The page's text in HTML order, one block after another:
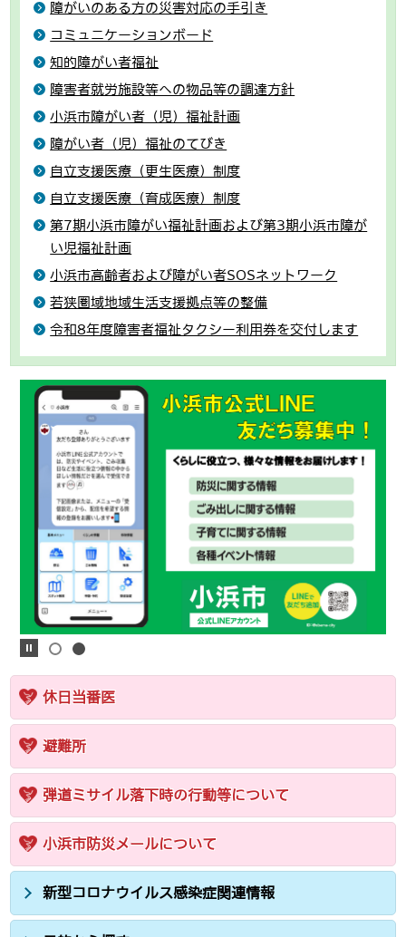
障がいのある方の災害対応の手引き
コミュニケーションボード
知的障がい者福祉
障害者就労施設等への物品等の調達方針
小浜市障がい者（児）福祉計画
障がい者（児）福祉のてびき
自立支援医療（更生医療）制度
自立支援医療（育成医療）制度
第7期小浜市障がい福祉計画および第3期小浜市障が
い児福祉計画
小浜市高齢者および障がい者SOSネットワーク
若狭圏域地域生活支援拠点等の整備
令和8年度障害者福祉タクシー利用券を交付します
休日当番医
避難所
弾道ミサイル落下時の行動等について
小浜市防災メールについて
新型コロナウイルス感染症関連情報